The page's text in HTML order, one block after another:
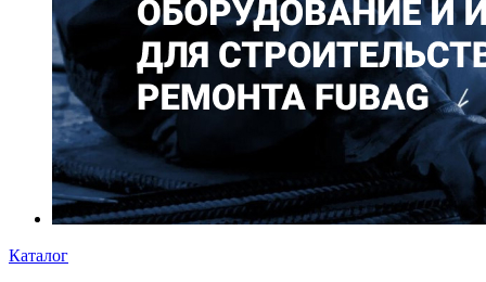
Каталог